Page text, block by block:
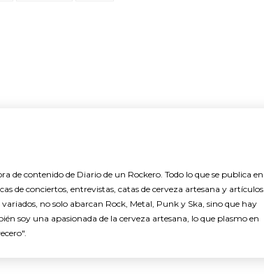
de contenido de Diario de un Rockero. Todo lo que se publica en
de conciertos, entrevistas, catas de cerveza artesana y artículos
no solo abarcan Rock, Metal, Punk y Ska, sino que hay
soy una apasionada de la cerveza artesana, lo que plasmo en